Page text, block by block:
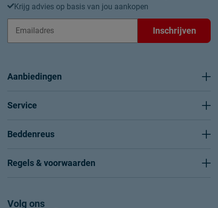
Krijg advies op basis van jou aankopen
Inschrijven
Aanbiedingen
Service
Beddenreus
Regels & voorwaarden
Volg ons